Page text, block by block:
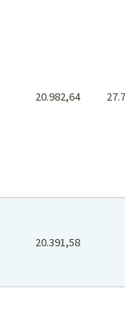
20.982,64
20.391,58